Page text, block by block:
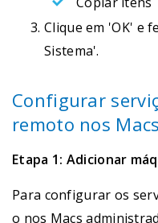
Clique em 'OK' e
Sistema'.
Configurar
remoto nos
Etapa 1: Adicionar
Para configurar os
o nos Macs